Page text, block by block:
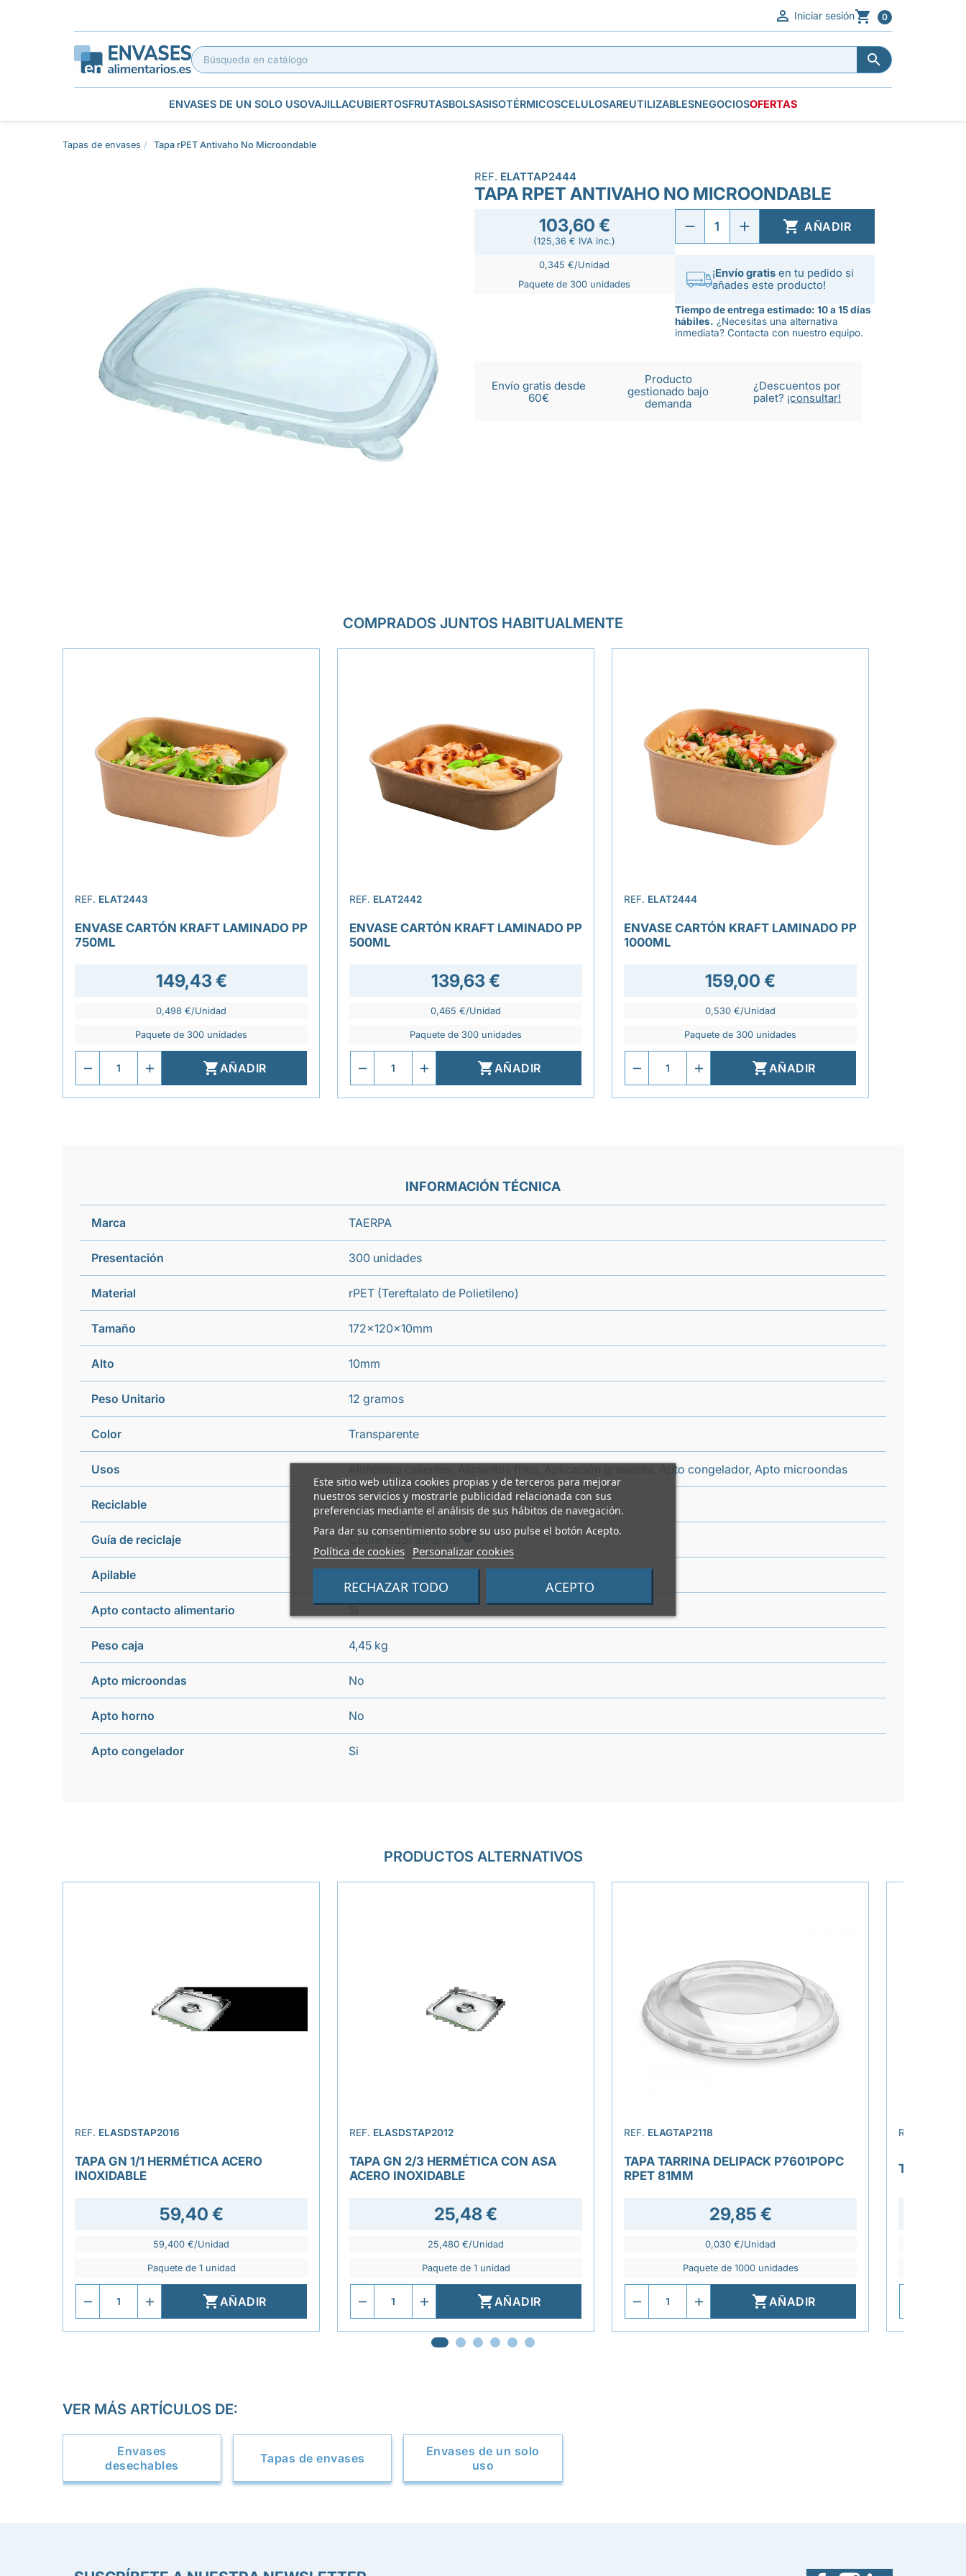
 Iniciar sesión 0


ENVASES DE UN SOLO USOVAJILLACUBIERTOSFRUTASBOLSASISOTÉRMICOSCELULOSAREUTILIZABLESNEGOCIOSOFERTAS
Este sitio web utiliza cookies propias y de terceros para mejorar
nuestros servicios y mostrarle publicidad relacionada con sus
preferencias mediante el análisis de sus hábitos de navegación.
Para dar su consentimiento sobre su uso pulse el botón Acepto.
Política de cookies Personalizar cookies
RECHAZAR TODO ACEPTO
Tapas de envases Tapa rPET Antivaho No Microondable
REF. ELATTAP2444
TAPA RPET ANTIVAHO NO MICROONDABLE
103,60 €
(125,36 € IVA inc.)
0,345 €/Unidad
Paquete de 300 unidades
 AÑADIR
¡Envío gratisen tu pedido si
añades este producto!
Tiempo de entrega estimado: 10 a 15 días
hábiles. ¿Necesitas una alternativa
inmediata? Contacta con nuestro equipo.
Envío gratis desde
60€
Producto
gestionado bajo
demanda
¿Descuentos por
palet? ¡consultar!
COMPRADOS JUNTOS HABITUALMENTE
REF. ELAT2443
ENVASE CARTÓN KRAFT LAMINADO PP
750ML
149,43 €
0,498 €/Unidad
Paquete de 300 unidades
AÑADIR
REF. ELAT2442
ENVASE CARTÓN KRAFT LAMINADO PP
500ML
139,63 €
0,465 €/Unidad
Paquete de 300 unidades
AÑADIR
REF. ELAT2444
ENVASE CARTÓN KRAFT LAMINADO PP
1000ML
159,00 €
0,530 €/Unidad
Paquete de 300 unidades
AÑADIR
INFORMACIÓN TÉCNICA
Marca TAERPA
Presentación 300 unidades
Material rPET (Tereftalato de Polietileno)
Tamaño 172x120x10mm
Alto 10mm
Peso Unitario 12 gramos
Color Transparente
Usos Alimentos calientes, Alimentos fríos, Aplicación grasienta, Apto congelador, Apto microondas
Reciclable Si
Guía de reciclaje i
Apilable
Apto contacto alimentario
Peso caja 4,45 kg
Apto microondas No
Apto horno No
Apto congelador Si
PRODUCTOS ALTERNATIVOS
REF. ELASDSTAP2016
TAPA GN 1/1 HERMÉTICA ACERO
INOXIDABLE
59,40 €
59,400 €/Unidad
Paquete de 1 unidad
AÑADIR
REF. ELASDSTAP2012
TAPA GN 2/3 HERMÉTICA CON ASA
ACERO INOXIDABLE
25,48 €
25,480 €/Unidad
Paquete de 1 unidad
AÑADIR
REF. ELAGTAP2118
TAPA TARRINA DELIPACK P7601POPC
RPET 81MM
29,85 €
0,030 €/Unidad
Paquete de 1000 unidades
AÑADIR
REF.
TAPA
VER MÁS ARTÍCULOS DE:
Envases
desechables
Tapas de envases
Envases de un solo
uso